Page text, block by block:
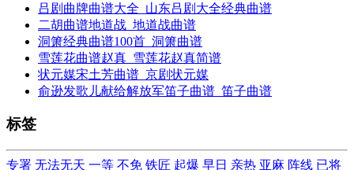
吕剧曲牌曲谱大全_山东吕剧大全经典曲谱
二胡曲谱地道战_地道战曲谱
洞箫经典曲谱100首_洞箫曲谱
雪莲花曲谱赵真_雪莲花赵真简谱
状元媒宋土芳曲谱_京剧状元媒
俞逊发歌儿献给解放军笛子曲谱_笛子曲谱
标签
专署 无法无天 一等 不免 铁匠 起爆 早日 亲热 亚麻 阵线 已将